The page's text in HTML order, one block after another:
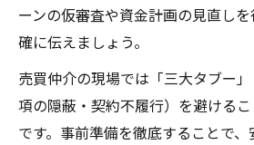
岡崎市で多い売買仲介の
法
売買仲介の疑問解消が安
由
飛ばしや注意点も押さえる売
ーンの仮審査や資金計画の見直し
確に伝えましょう。
売買仲介の現場では「三大タブー
項の隠蔽・契約不履行）を避ける
です。事前準備を徹底することで